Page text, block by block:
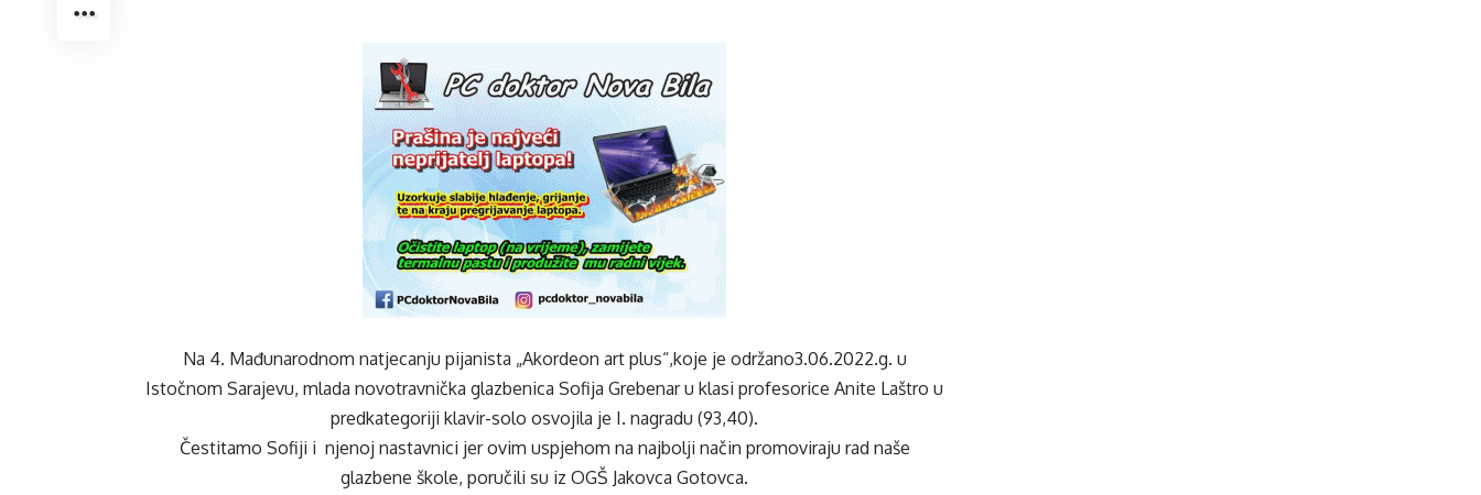
Na 4. Mađunarodnom natjecanju pijanista „Akordeon art plus“,koje je održano3.06.2022.g. u
Istočnom Sarajevu, mlada novotravnička glazbenica Sofija Grebenar u klasi profesorice Anite Laštro u
predkategoriji klavir-solo osvojila je I. nagradu (93,40).
Čestitamo Sofiji i njenoj nastavnici jer ovim uspjehom na najbolji način promoviraju rad naše
glazbene škole, poručili su iz OGŠ Jakovca Gotovca.